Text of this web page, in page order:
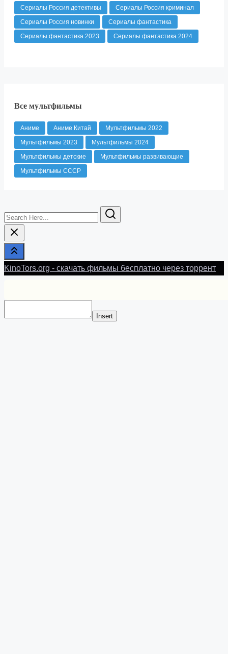
Сериалы Россия детективы
Сериалы Россия криминал
Сериалы Россия новинки
Сериалы фантастика
Сериалы фантастика 2023
Сериалы фантастика 2024
Все мультфильмы
Аниме Аниме Китай
Мультфильмы 2022
Мультфильмы 2023
Мультфильмы 2024
Мультфильмы детские
Мультфильмы развивающие
Мультфильмы СССР
Search
Here...
KinoTors.org - скачать фильмы бесплатно через торрент
Insert